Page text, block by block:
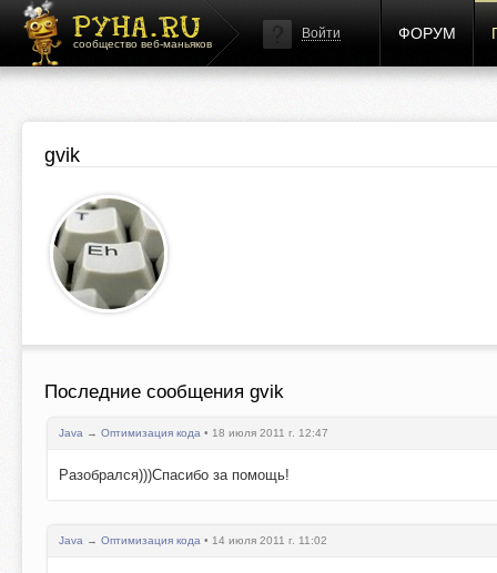
сообщество веб-маньяков
Войти ФОРУМ
gvik
Последние сообщения gvik
Java → Оптимизация кода • 18 июля 2011 г. 12:47
Разобрался)))Спасибо за помощь!
Java → Оптимизация кода • 14 июля 2011 г. 11:02